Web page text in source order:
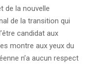
de la nouvelle
de la transition qui
candidat aux
montre aux yeux du
n’a aucun respect